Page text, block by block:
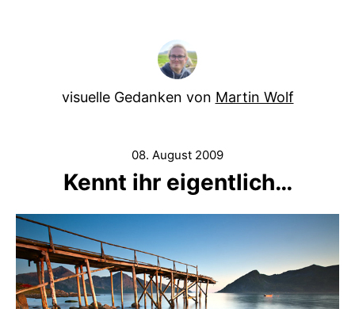
visuelle Gedanken von Martin Wolf
08. August 2009
Kennt ihr eigentlich…